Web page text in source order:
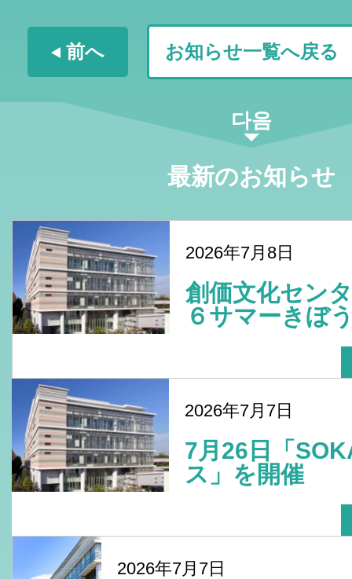
前へ お知らせ一覧へ戻る
다음
最新のお知らせ
2026年7月8日
創価文化セン
６サマーきぼ
2026年7月7日
7月26日「
ス」を開催
2026年7月7日